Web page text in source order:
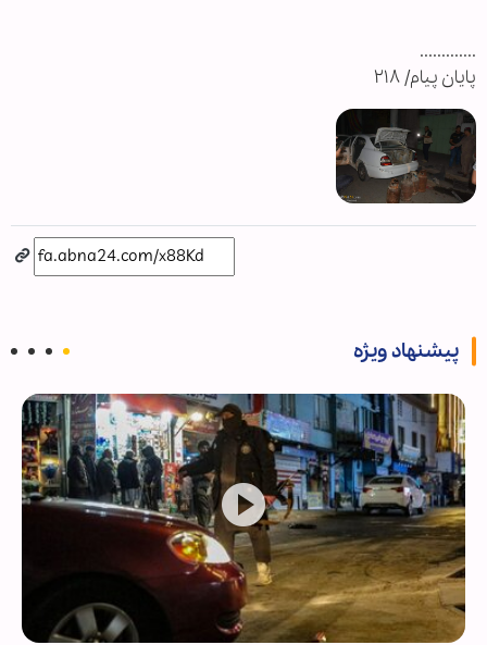
.............
پایان پیام/ ۲۱۸
پیشنهاد ویژه